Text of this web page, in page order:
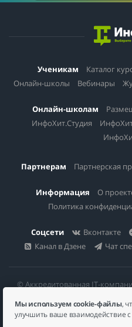
Ученикам Каталог
Онлайн-школы
Вебинары
Онлайн-школам
ИнфоХит.Студия
Партнерам Партнерская
Информация О
Политика
Соцсети Вконтакте
Канал в Дзене
Чат
© Аккредитованная IT-
Общество с ограниченной
624446, Россия,
Мы используем cookie-файлы,
улучшить ваше взаимодействие